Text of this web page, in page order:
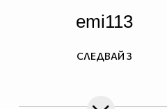
emi113
СЛЕДВАЙ 3